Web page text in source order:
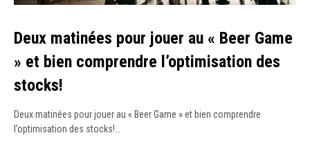
Deux matinées pour jouer au « Beer Game
» et bien comprendre l’optimisation des
stocks!
Deux matinées pour jouer au « Beer Game » et bien comprendre
l’optimisation des stocks!…